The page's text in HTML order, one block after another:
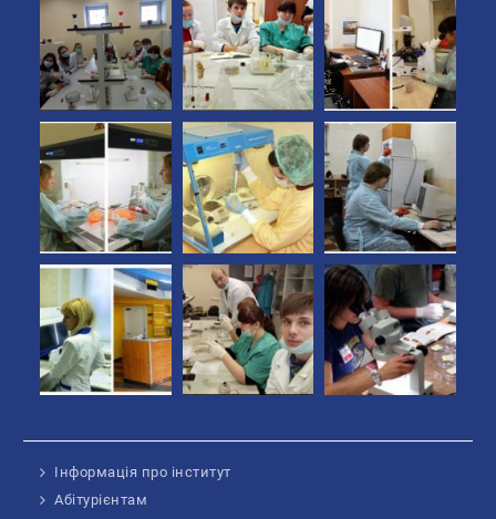
Інформація про інститут
Абітурієнтам